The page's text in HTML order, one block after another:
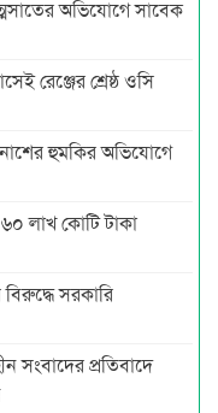
অভিযোগে সাবেক
রেঞ্জের শ্রেষ্ঠ ওসি
হুমকির অভিযোগে
লাখ কোটি টাকা
সরকারি
সংবাদের প্রতিবাদে